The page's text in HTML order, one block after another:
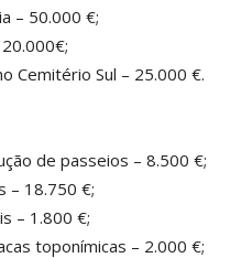
– 50.000 €;
Cemitério Sul – 25.000 €.
de passeios – 8.500 €;
– 18.750 €;
– 1.800 €;
toponímicas – 2.000 €;